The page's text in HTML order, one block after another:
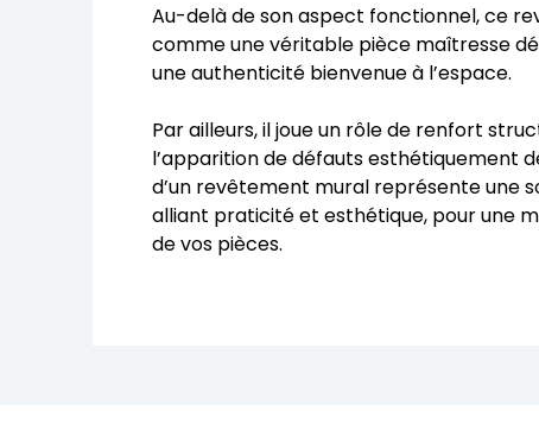
Au-delà de son aspect fonctionnel, ce
comme une véritable pièce maîtresse
une authenticité bienvenue à l’espace.
Par ailleurs, il joue un rôle de renfort
l’apparition de défauts esthétiquement
d’un revêtement mural représente une
alliant praticité et esthétique, pour une
de vos pièces.